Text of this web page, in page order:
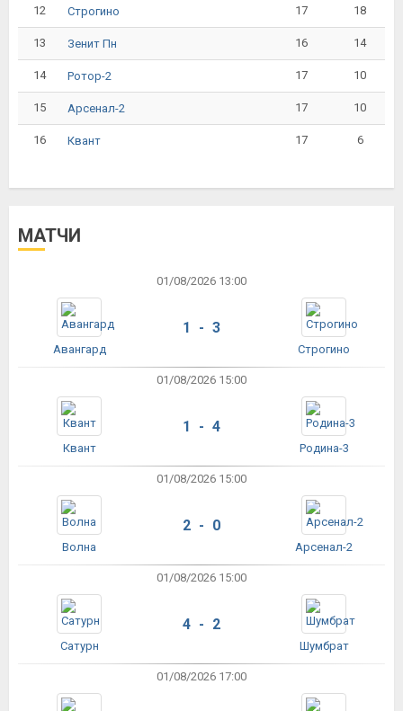
12 Строгино 17 18
13 Зенит Пн 16 14
14 Ротор-2 17 10
15 Арсенал-2 17 10
16 Квант 17 6
МАТЧИ
01/08/2026 13:00
Авангард
1 - 3
Строгино
01/08/2026 15:00
Квант
1 - 4
Родина-3
01/08/2026 15:00
Волна
2 - 0
Арсенал-2
01/08/2026 15:00
Сатурн
4 - 2
Шумбрат
01/08/2026 17:00